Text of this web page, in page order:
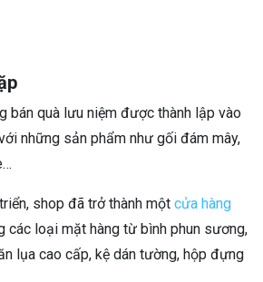
bán quà lưu niệm được thành lập vào
những sản phẩm như gối đám mây,
shop đã trở thành một cửa hàng
các loại mặt hàng từ bình phun sương,
lụa cao cấp, kệ dán tường, hộp đựng